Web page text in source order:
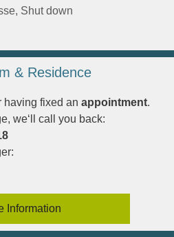
, Shut down
& Residence
having fixed an appointment.
we‘ll call you back:
Information